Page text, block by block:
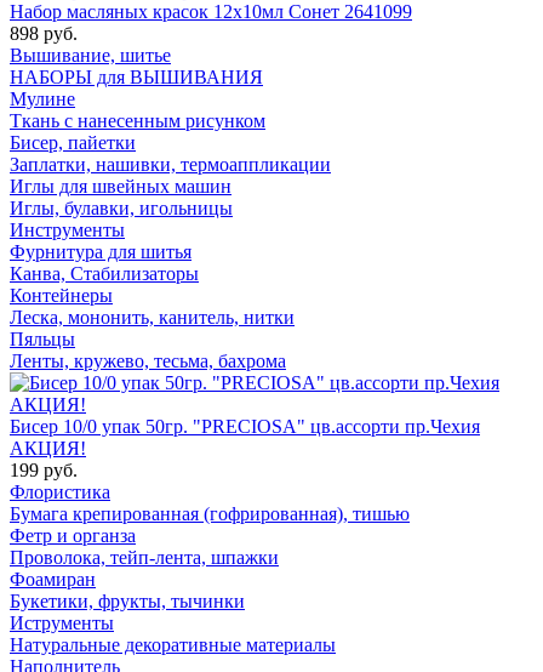
Набор масляных красок 12х10мл Сонет 2641099
898 руб.
Вышивание, шитье
НАБОРЫ для ВЫШИВАНИЯ
Мулине
Ткань с нанесенным рисунком
Бисер, пайетки
Заплатки, нашивки, термоаппликации
Иглы для швейных машин
Иглы, булавки, игольницы
Инструменты
Фурнитура для шитья
Канва, Стабилизаторы
Контейнеры
Леска, мононить, канитель, нитки
Пяльцы
Ленты, кружево, тесьма, бахрома
Бисер 10/0 упак 50гр. "PRECIOSA" цв.ассорти пр.Чехия
АКЦИЯ!
199 руб.
Флористика
Бумага крепированная (гофрированная), тишью
Фетр и органза
Проволока, тейп-лента, шпажки
Фоамиран
Букетики, фрукты, тычинки
Иструменты
Натуральные декоративные материалы
Наполнитель